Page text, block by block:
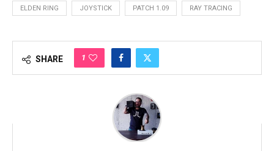
ELDEN RING JOYSTICK PATCH 1.09 RAY TRACING
SHARE 1